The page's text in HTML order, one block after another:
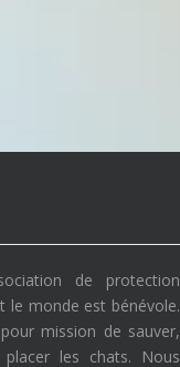
de protection
le monde est bénévole.
mission de sauver,
les chats. Nous